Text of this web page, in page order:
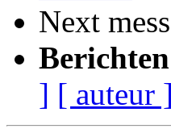
Next
] [ auteur ]